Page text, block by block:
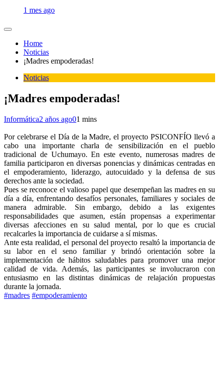
1 mes ago
Home
Noticias
¡Madres empoderadas!
Noticias
¡Madres empoderadas!
Informática2 años ago01 mins
Por celebrarse el Día de la Madre, el proyecto PSICONFÍO llevó a
cabo una importante charla de sensibilización en el pueblo
tradicional de Uchumayo. En este evento, numerosas madres de
familia participaron en diversas ponencias y dinámicas centradas en
el empoderamiento, liderazgo, autocuidado y la defensa de sus
derechos ante la sociedad.
Pues se reconoce el valioso papel que desempeñan las madres en su
día a día, enfrentando desafíos personales, familiares y sociales de
manera admirable. Sin embargo, debido a las exigentes
responsabilidades que asumen, están propensas a experimentar
diversas afecciones en su salud mental, por lo que es crucial
recalcarles la importancia de cuidarse a sí mismas.
Ante esta realidad, el personal del proyecto resaltó la importancia de
su labor en el seno familiar y brindó orientación sobre la
implementación de hábitos saludables para promover una mejor
calidad de vida. Además, las participantes se involucraron con
entusiasmo en las distintas dinámicas de relajación propuestas
durante la jornada.
#madres #empoderamiento